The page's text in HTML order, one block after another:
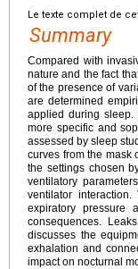
Le texte complet de
Summary
Compared with
nature and the fact
of the presence of
are determined
applied during sleep.
more specific and
assessed by sleep
curves from the mask
the settings chosen
ventilatory
ventilator
expiratory pressure
consequences.
discusses the
exhalation and
impact on nocturnal